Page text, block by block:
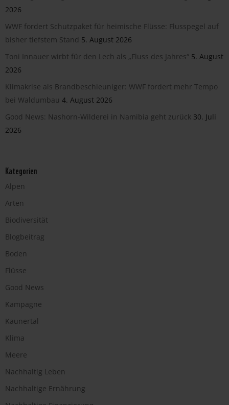
2026
WWF fordert Schutzpaket für heimische Flüsse: Flusspegel auf
bisher tiefstem Stand 5. August 2026
Toni Innauer wirbt für den Lech als „Fluss des Jahres“ 5. August
2026
Klimakrise als Brandbeschleuniger: WWF fordert mehr Tempo
bei Waldumbau 4. August 2026
Good News: Nashorn-Wilderei in Namibia geht zurück 30. Juli
2026
Kategorien
Alpen
Arten
Biodiversität
Blogbeitrag
Boden
Flüsse
Good News
Kampagne
Kaunertal
Klima
Meere
Nachhaltig Leben
Nachhaltige Ernährung